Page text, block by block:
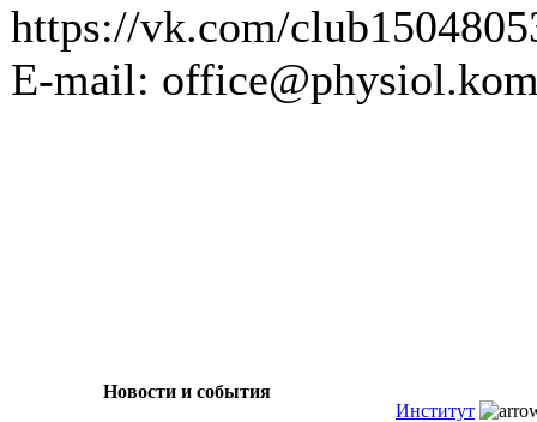
https://vk.com/
E-mail:
Новости и события
Институт